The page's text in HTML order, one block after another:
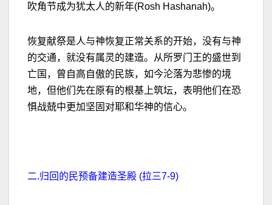
吹角节成为犹太人的新年(Rosh Hashanah)。
恢复献祭是人与神恢复正常关系的开始，没有与神
的交通，就没有属灵的建造。从所罗门王的盛世到
亡国，曾自高自傲的民族，如今沦落为悲惨的境
地，但他们先在原有的根基上筑坛，表明他们在恐
惧战兢中更加坚固对耶和华神的信心。
二.归回的民预备建造圣殿 (拉三7-9)